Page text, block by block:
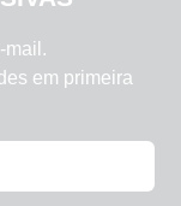
mail.
em primeira